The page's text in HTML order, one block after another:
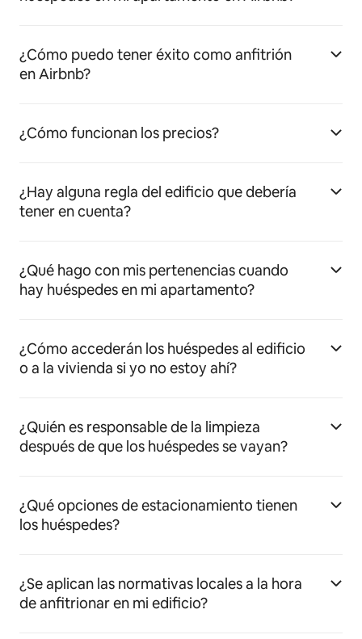
¿Cómo puedo tener éxito como anfitrión
en Airbnb?
¿Cómo funcionan los precios?
¿Hay alguna regla del edificio que debería
tener en cuenta?
¿Qué hago con mis pertenencias cuando
hay huéspedes en mi apartamento?
¿Cómo accederán los huéspedes al edificio
o a la vivienda si yo no estoy ahí?
¿Quién es responsable de la limpieza
después de que los huéspedes se vayan?
¿Qué opciones de estacionamiento tienen
los huéspedes?
¿Se aplican las normativas locales a la hora
de anfitrionar en mi edificio?